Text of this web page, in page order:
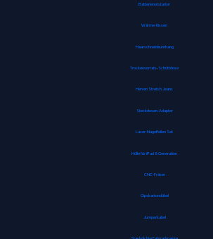
Batterienotstarter
Wärme-Kissen
Haarschneideumhang
Trockenvorrats-Schüttdose
Herren Stretch Jeans
Steckdosen-Adapter
Laser-Nagelfeilen Set
Hülle für iPad 8. Generation
CNC-Fräser
Gipskartondübel
Jumperkabel